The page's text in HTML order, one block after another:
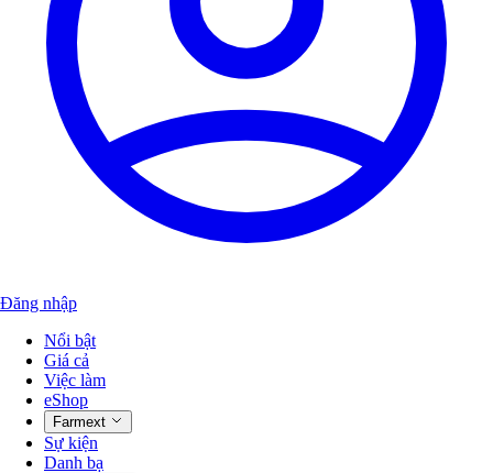
Đăng nhập
Nổi bật
Giá cả
Việc làm
eShop
Farmext
Sự kiện
Danh bạ